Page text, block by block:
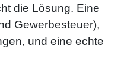
die Lösung. Eine
Gewerbesteuer),
und eine echte